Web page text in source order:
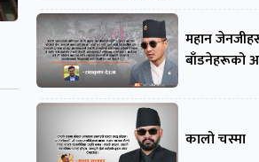
महान
बाँडनेहरूको
कालो चस्मा